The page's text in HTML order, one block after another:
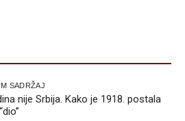
SADRŽAJ
nije Srbija. Kako je 1918. postala